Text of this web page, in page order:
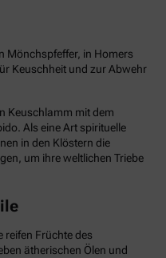
Mönchspfeffer, in Homers
Keuschheit und zur Abwehr
Keuschlamm mit dem
Als eine Art spirituelle
in den Klöstern die
um ihre weltlichen Triebe
reifen Früchte des
ätherischen Ölen und